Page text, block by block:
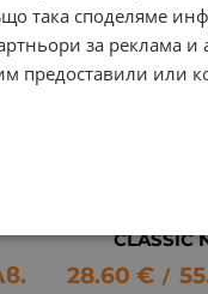
CLASSIC
28.60 € /
така споделяме
за реклама
предоставили или